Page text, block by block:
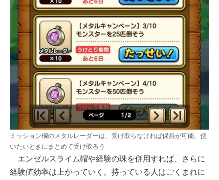
ミッション欄のメタルレーダーは、受け取らなければ保持が可能。使
いたいときにまとめて受け取ろう
エンゼルスライム帽や経験の珠を併用すれば、さらに
経験値効率は上がっていく。持っている人はごくまれに